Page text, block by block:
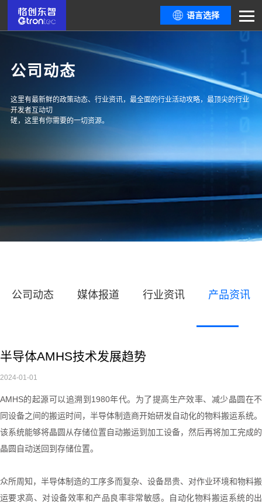
语言选择
公司动态
这里有最新鲜的政策动态、行业资讯，最全面的行业活动攻略，最顶尖的行业
开发者互动切
磋，这里有你需要的一切资源。
公司动态 媒体报道 行业资讯 产品资讯
半导体AMHS技术发展趋势
2024-01-01
AMHS的起源可以追溯到1980年代。 为了提高生产效率、 减少晶圆在不
同设备之间的搬运时间，半导体制造商开始研发自动化的物料搬运系统。
该系统能够将晶圆从存储位置自动搬运到加工设备，然后再将加工完成的
晶圆自动送回到存储位置。
众所周知， 半导体制造的工序多而复杂、 设备昂贵、 对作业环境和物料搬
运要求高、 对设备效率和产品良率非常敏感。自动化物料搬运系统的出